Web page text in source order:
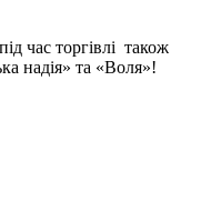
час торгівлі також
надія» та «Воля»!